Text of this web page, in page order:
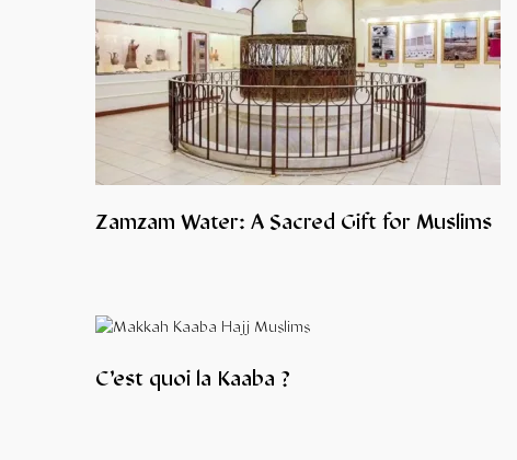
Zamzam Water: A Sacred Gift for Muslims
C’est quoi la Kaaba ?